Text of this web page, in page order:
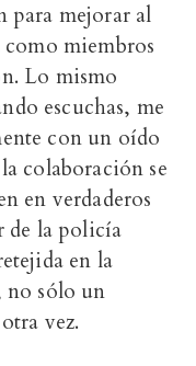
para mejorar al
como miembros
Lo mismo
escuchas, me
con un oído
colaboración se
en verdaderos
de la policía
en la
no sólo un
vez.